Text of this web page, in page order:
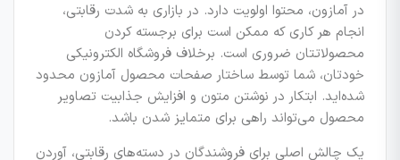
در آمازون، محتوا اولویت دارد. در بازاری به شدت رقابتی،
انجام هر کاری که ممکن است برای برجسته کردن
محصولاتتان ضروری است. برخلاف فروشگاه الکترونیکی
خودتان، شما توسط ساختار صفحات محصول آمازون محدود
شده‌اید. ابتکار در نوشتن متون و افزایش جذابیت تصاویر
محصول می‌تواند راهی برای متمایز شدن باشد.
یک چالش اصلی برای فروشندگان در دسته‌های رقابتی، آوردن